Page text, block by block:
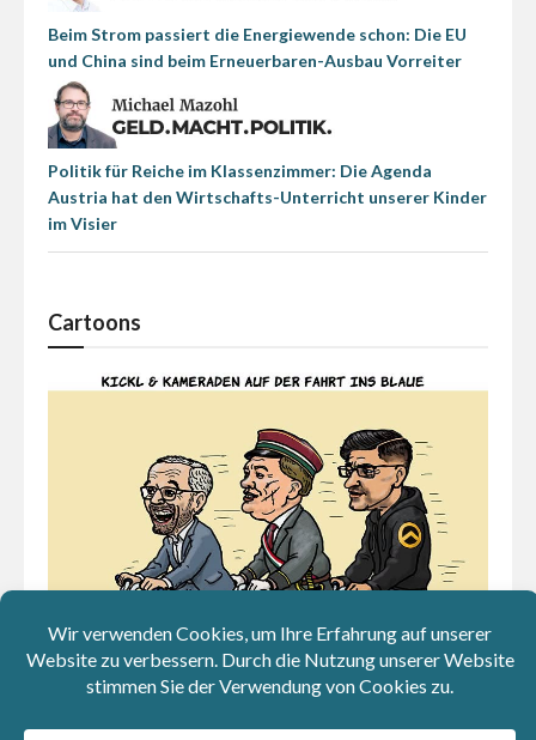
Beim Strom passiert die Energiewende schon: Die EU
und China sind beim Erneuerbaren-Ausbau Vorreiter
Politik für Reiche im Klassenzimmer: Die Agenda
Austria hat den Wirtschafts-Unterricht unserer Kinder
im Visier
Cartoons